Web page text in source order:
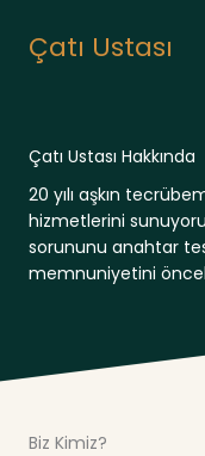
atlaÇatı Ustası
Çatı Ustası Hakkında
20 yılı aşkın
hizmetlerini
sorununu anahtar
memnuniyetini
Biz Kimiz?